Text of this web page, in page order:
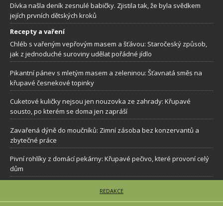
Dívka našla deník zesnulé babičky. Zjistila tak, že byla svědkem
jejích prvních dětských kroků
Recepty a vaření
Chléb s vařeným vepřovým masem a šťávou: Staročeský způsob,
jak z jednoduché suroviny udělat pořádné jídlo
Pikantní pánev s mletým masem a zeleninou: Šťavnatá směs na
křupavé česnekové topinky
Cuketové kuličky nejsou jen nouzovka ze zahrady: Křupavé
sousto, po kterém se doma jen zapráší
Zavařená dýně do moučníků: Zimní zásoba bez konzervantů a
zbytečné práce
Pivní rohlíky z domácí pekárny: Křupavé pečivo, které provoní celý
dům
REDAKCE